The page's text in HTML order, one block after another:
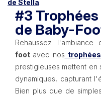
de Stella.
#3
de Baby-
Rehaussez l'ambiance
foot avec nos trophées
prestigieuses mettent
dynamiques, capturant
Bien plus que de